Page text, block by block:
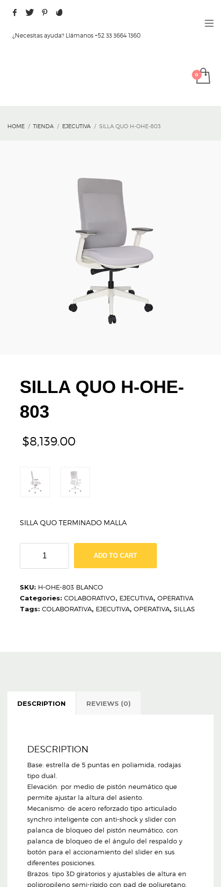
¿Necesitas ayuda? Llámanos +52 33 3664 1360
HOME TIENDA EJECUTIVA SILLA QUO H-OHE-803
SILLA QUO H-OHE-
803
$8,139.00
SILLA QUO TERMINADO MALLA
H-
803
quantity
ADD TO CART
SKU: H-OHE-803 BLANCO
Categories: COLABORATIVO, EJECUTIVA, OPERATIVA
Tags: COLABORATIVA, EJECUTIVA, OPERATIVA, SILLAS
DESCRIPTION REVIEWS (0)
DESCRIPTION
Base: estrella de 5 puntas en poliamida, rodajas
tipo dual.
Elevación: por medio de pistón neumático que
permite ajustar la altura del asiento.
Mecanismo: de acero reforzado tipo articulado
synchro inteligente con anti-shock y slider con
palanca de bloqueo del pistón neumático, con
palanca de bloqueo de el ángulo del respaldo y
botón para el accionamiento del slider en sus
diferentes posiciones.
Brazos: tipo 3D giratorios y ajustables de altura en
polipropileno semi-rígido con pad de poliuretano.